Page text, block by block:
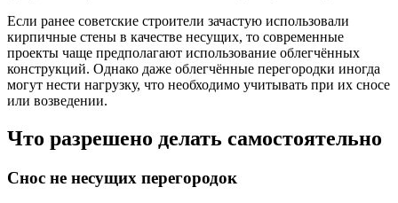
Если ранее советские строители зачастую использовали
кирпичные стены в качестве несущих, то современные
проекты чаще предполагают использование облегчённых
конструкций. Однако даже облегчённые перегородки иногда
могут нести нагрузку, что необходимо учитывать при их сносе
или возведении.
Что разрешено делать самостоятельно
Снос не несущих перегородок